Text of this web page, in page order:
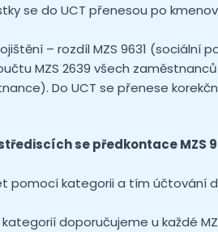
se do UCT přenesou po
– rozdíl MZS 9631 (sociální
MZS 2639 všech
Do UCT se přenese
se předkontace MZS
pomocí kategorii a tím účtování
doporučujeme u každé